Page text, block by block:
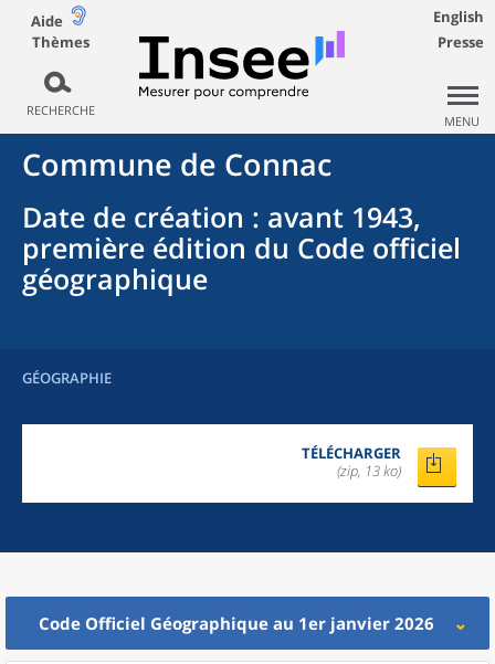
Aide
Thèmes
RECHERCHE
English
Presse
MENU
Commune de Connac
Date de création : avant 1943,
première édition du Code officiel
géographique
GÉOGRAPHIE
TÉLÉCHARGER
(zip, 13 ko)
Code Officiel Géographique au 1er janvier 2026